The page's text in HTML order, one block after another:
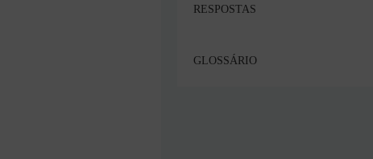
RESPOSTAS
GLOSSÁRIO